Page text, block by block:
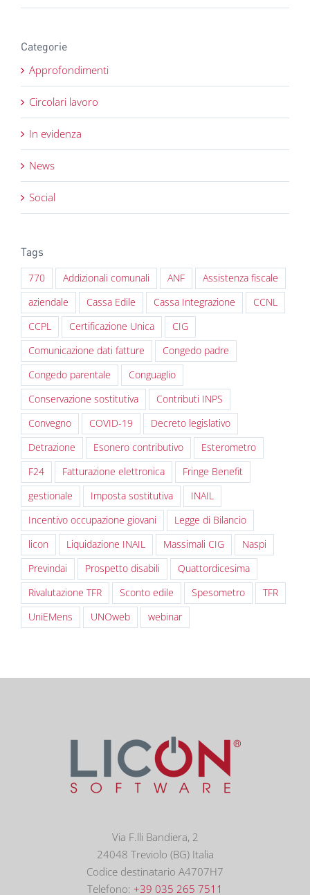
Categorie
Approfondimenti
Circolari lavoro
In evidenza
News
Social
Tags
770 Addizionali comunali ANF
Assistenza fiscale
aziendale
Cassa Edile Cassa Integrazione
CCNL
CCPL
Certificazione Unica
CIG
Comunicazione dati fatture
Congedo padre
Congedo parentale
Conguaglio
Conservazione sostitutiva
Contributi INPS
Convegno
COVID-19
Decreto legislativo
Detrazione
Esonero contributivo
Esterometro
F24
Fatturazione elettronica
Fringe Benefit
gestionale
Imposta sostitutiva
INAIL
Incentivo occupazione giovani
Legge di Bilancio
licon
Liquidazione INAIL Massimali CIG
Naspi
Previndai
Prospetto disabili
Quattordicesima
Rivalutazione TFR
Sconto edile Spesometro
TFR
UniEMens
UNOweb webinar
Via F.lli Bandiera, 2
24048 Treviolo (BG) Italia
Codice destinatario A4707H7
Telefono: +39 035 265 7511